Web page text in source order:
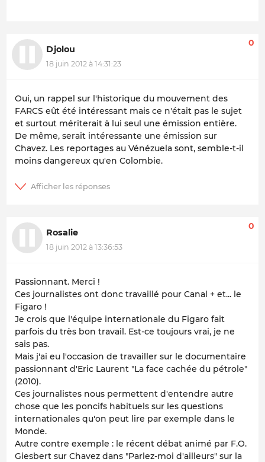
Djolou
18 juin 2012 à 14:31:23
0
Oui, un rappel sur l'historique du mouvement des
FARCS eût été intéressant mais ce n'était pas le sujet
et surtout mériterait à lui seul une émission entière.
De même, serait intéressante une émission sur
Chavez. Les reportages au Vénézuela sont, semble-t-il
moins dangereux qu'en Colombie.
Rosalie
18 juin 2012 à 13:36:53
0
Passionnant. Merci !
Ces journalistes ont donc travaillé pour Canal + et... le
Figaro !
Je crois que l'équipe internationale du Figaro fait
parfois du très bon travail. Est-ce toujours vrai, je ne
sais pas.
Mais j'ai eu l'occasion de travailler sur le documentaire
passionnant d'Eric Laurent "La face cachée du pétrole"
(2010).
Ces journalistes nous permettent d'entendre autre
chose que les poncifs habituels sur les questions
internationales qu'on peut lire par exemple dans le
Monde.
Autre contre exemple : le récent débat animé par F.O.
Giesbert sur Chavez dans "Parlez-moi d'ailleurs" sur la